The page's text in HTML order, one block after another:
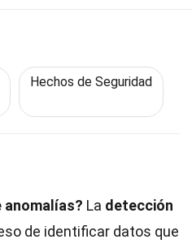
Hechos de Seguridad
anomalías? La detección
de identificar datos que